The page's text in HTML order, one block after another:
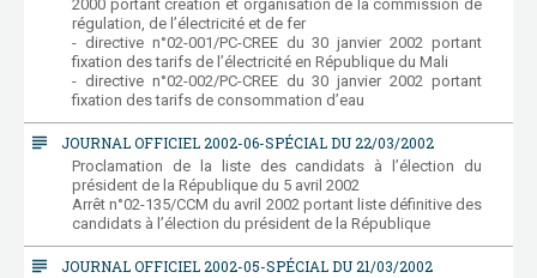
2000 portant création et organisation de la commission de
régulation, de l’électricité et de fer
- directive n°02-001/PC-CREE du 30 janvier 2002 portant
fixation des tarifs de l’électricité en République du Mali
- directive n°02-002/PC-CREE du 30 janvier 2002 portant
fixation des tarifs de consommation d’eau
subject JOURNAL OFFICIEL 2002-06-SPÉCIAL DU 22/03/2002
Proclamation de la liste des candidats à l’élection du
président de la République du 5 avril 2002
Arrêt n°02-135/CCM du avril 2002 portant liste définitive des
candidats à l’élection du président de la République
subject JOURNAL OFFICIEL 2002-05-SPÉCIAL DU 21/03/2002